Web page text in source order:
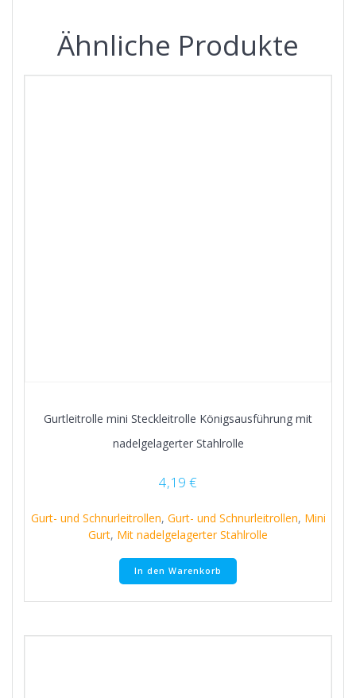
Ähnliche Produkte
Gurtleitrolle mini Steckleitrolle Königsausführung mit
nadelgelagerter Stahlrolle
4,19 €
Gurt- und Schnurleitrollen, Gurt- und Schnurleitrollen, Mini
Gurt, Mit nadelgelagerter Stahlrolle
In den Warenkorb